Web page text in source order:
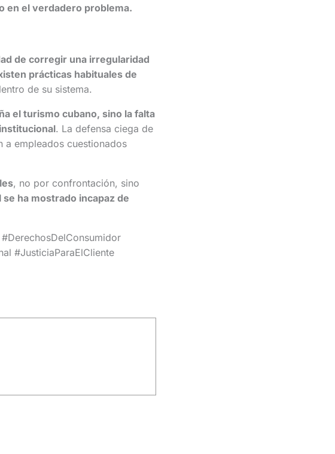
en el verdadero problema.
de corregir una irregularidad
prácticas habituales de
de su sistema.
el turismo cubano, sino la falta
. La defensa ciega de
a empleados cuestionados
, no por confrontación, sino
ha mostrado incapaz de
#JusticiaParaElCliente